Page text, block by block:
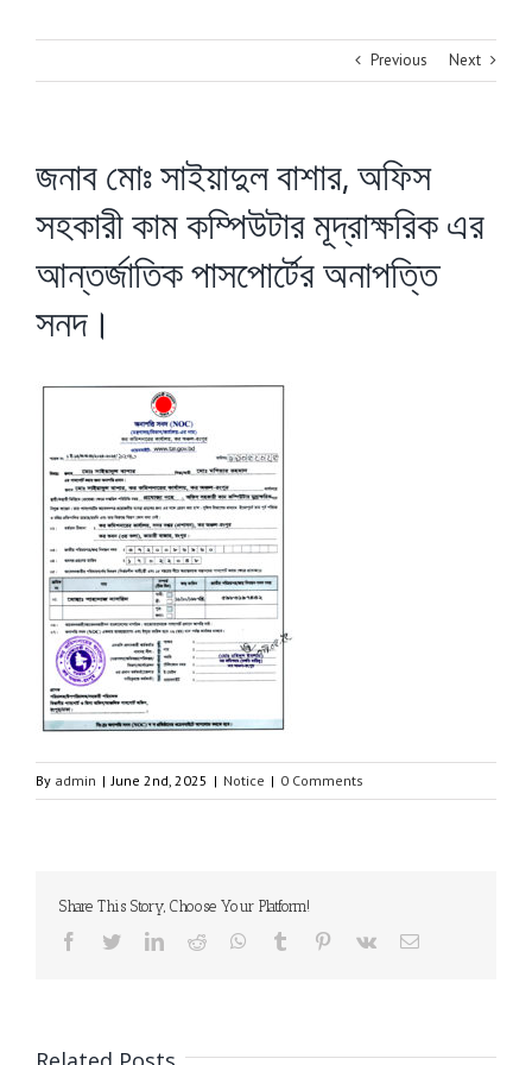
Previous Next
জনাব মোঃ সাইয়াদুল বাশার, অফিস
সহকারী কাম কম্পিউটার মূদ্রাক্ষরিক এর
আন্তর্জাতিক পাসপোর্টের অনাপত্তি
সনদ।
By admin | June 2nd, 2025 | Notice | 0 Comments
Share This Story, Choose Your Platform!
facebooktwitterlinkedinreddit whatsapp
tumblr pinterest
vk Email